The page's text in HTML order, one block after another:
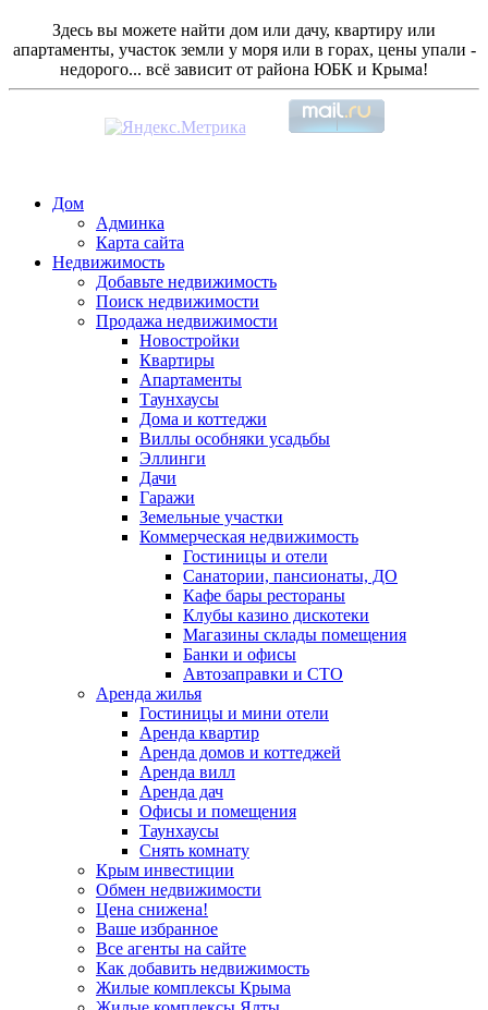
Здесь вы можете найти дом или дачу, квартиру или
апартаменты, участок земли у моря или в горах, цены упали -
недорого... всё зависит от района ЮБК и Крыма!
Дом
Админка
Карта сайта
Недвижимость
Добавьте недвижимость
Поиск недвижимости
Продажа недвижимости
Новостройки
Квартиры
Апартаменты
Таунхаусы
Дома и коттеджи
Виллы особняки усадьбы
Эллинги
Дачи
Гаражи
Земельные участки
Коммерческая недвижимость
Гостиницы и отели
Санатории, пансионаты, ДО
Кафе бары рестораны
Клубы казино дискотеки
Магазины склады помещения
Банки и офисы
Автозаправки и СТО
Аренда жилья
Гостиницы и мини отели
Аренда квартир
Аренда домов и коттеджей
Аренда вилл
Аренда дач
Офисы и помещения
Таунхаусы
Снять комнату
Крым инвестиции
Обмен недвижимости
Цена снижена!
Ваше избранное
Все агенты на сайте
Как добавить недвижимость
Жилые комплексы Крыма